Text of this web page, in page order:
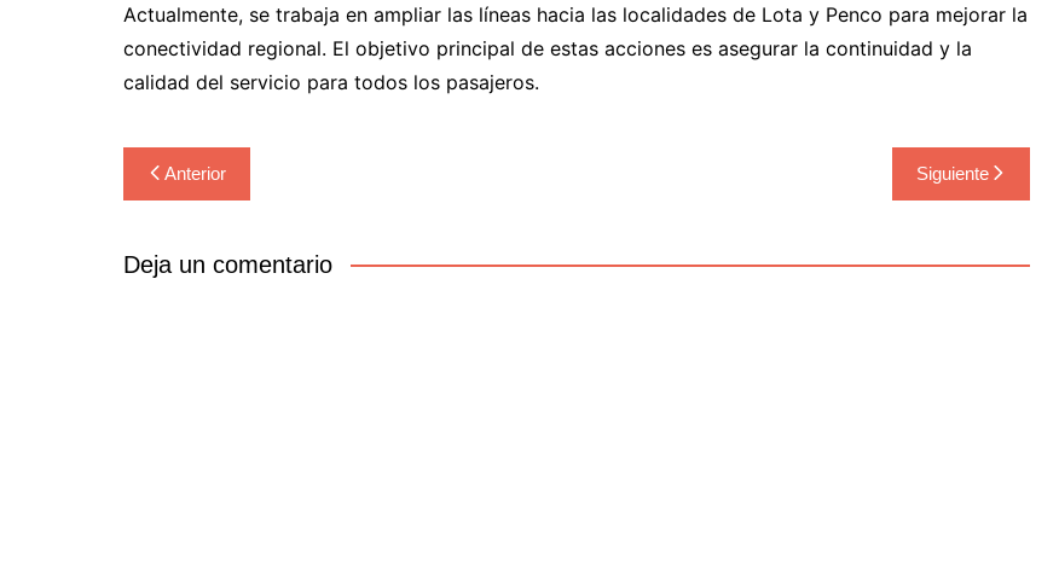
Actualmente, se trabaja en ampliar las líneas hacia las localidades de Lota y Penco para mejorar la
conectividad regional. El objetivo principal de estas acciones es asegurar la continuidad y la
calidad del servicio para todos los pasajeros.
Navegación
de
entradas
Anterior Siguiente
Deja un comentario